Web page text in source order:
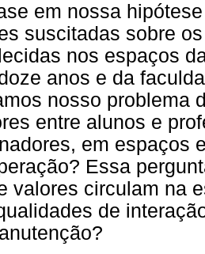
em nossa
suscitadas sobre
nos espaços
anos e da
nosso problema
entre alunos e
em espaços
Essa
valores circulam na
de